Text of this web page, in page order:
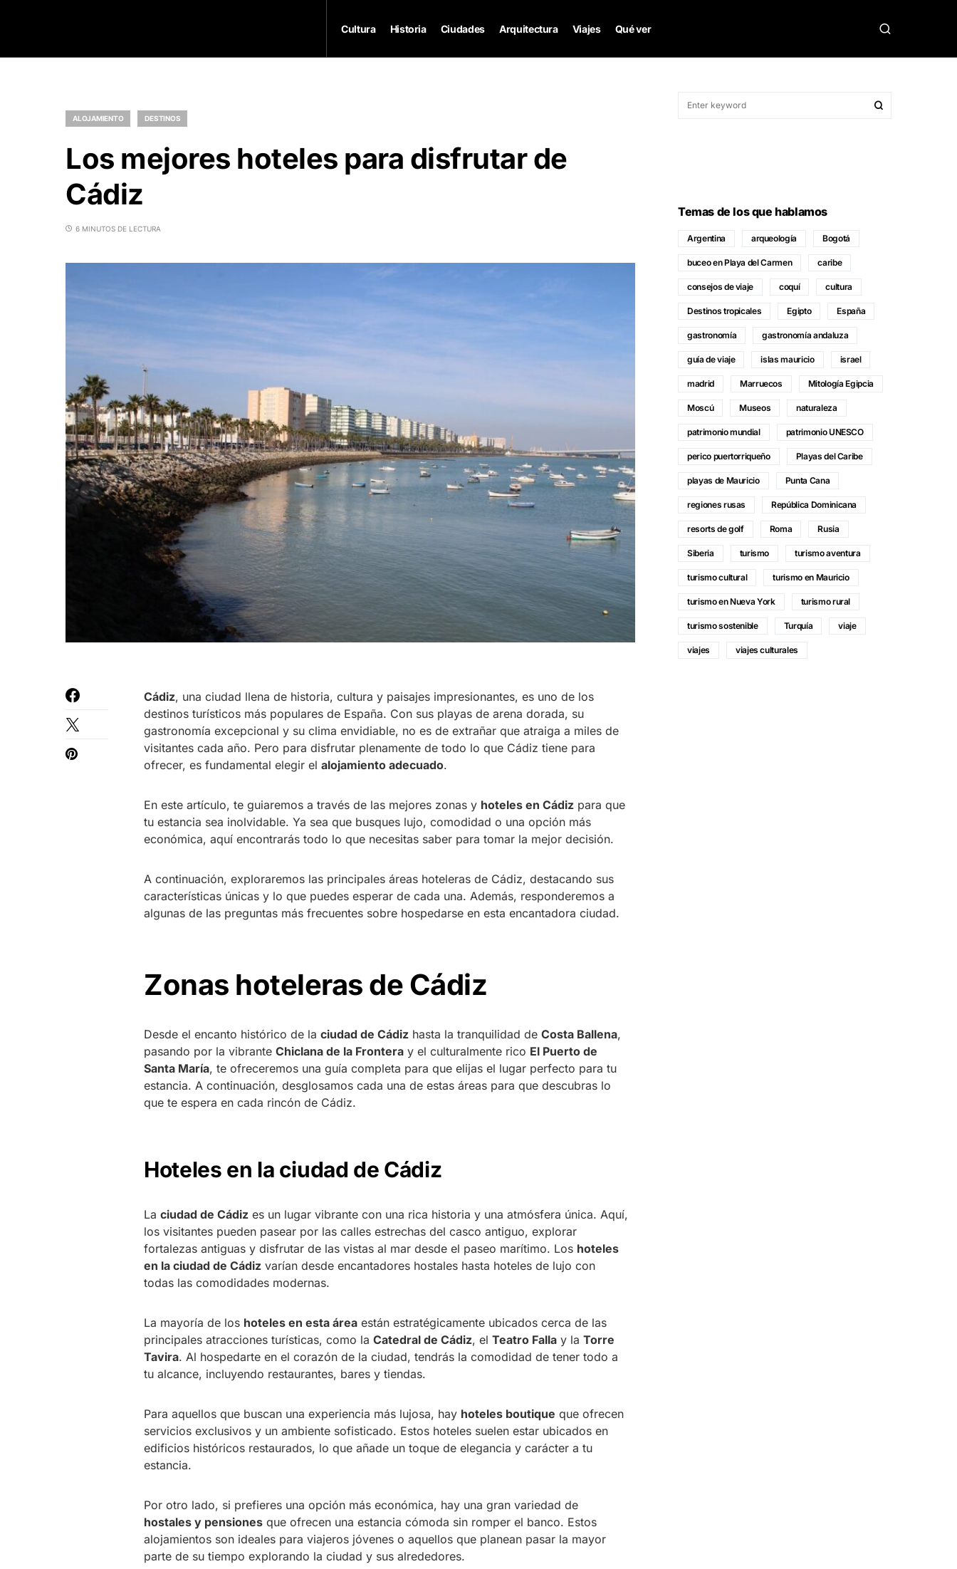
Cultura Historia Ciudades Arquitectura Viajes Qué ver
ALOJAMIENTO DESTINOS
Los mejores hoteles para disfrutar de
Cádiz
6 MINUTOS DE LECTURA
Cádiz, una ciudad llena de historia, cultura y paisajes impresionantes, es uno de los
destinos turísticos más populares de España. Con sus playas de arena dorada, su
gastronomía excepcional y su clima envidiable, no es de extrañar que atraiga a miles de
visitantes cada año. Pero para disfrutar plenamente de todo lo que Cádiz tiene para
ofrecer, es fundamental elegir el alojamiento adecuado.
En este artículo, te guiaremos a través de las mejores zonas y hoteles en Cádiz para que
tu estancia sea inolvidable. Ya sea que busques lujo, comodidad o una opción más
económica, aquí encontrarás todo lo que necesitas saber para tomar la mejor decisión.
A continuación, exploraremos las principales áreas hoteleras de Cádiz, destacando sus
características únicas y lo que puedes esperar de cada una. Además, responderemos a
algunas de las preguntas más frecuentes sobre hospedarse en esta encantadora ciudad.
Zonas hoteleras de Cádiz
Desde el encanto histórico de la ciudad de Cádiz hasta la tranquilidad de Costa Ballena,
pasando por la vibrante Chiclana de la Frontera y el culturalmente rico El Puerto de
Santa María, te ofreceremos una guía completa para que elijas el lugar perfecto para tu
estancia. A continuación, desglosamos cada una de estas áreas para que descubras lo
que te espera en cada rincón de Cádiz.
Hoteles en la ciudad de Cádiz
La ciudad de Cádiz es un lugar vibrante con una rica historia y una atmósfera única. Aquí,
los visitantes pueden pasear por las calles estrechas del casco antiguo, explorar
fortalezas antiguas y disfrutar de las vistas al mar desde el paseo marítimo. Los hoteles
en la ciudad de Cádiz varían desde encantadores hostales hasta hoteles de lujo con
todas las comodidades modernas.
La mayoría de los hoteles en esta área están estratégicamente ubicados cerca de las
principales atracciones turísticas, como la Catedral de Cádiz, el Teatro Falla y la Torre
Tavira. Al hospedarte en el corazón de la ciudad, tendrás la comodidad de tener todo a
tu alcance, incluyendo restaurantes, bares y tiendas.
Para aquellos que buscan una experiencia más lujosa, hay hoteles boutique que ofrecen
servicios exclusivos y un ambiente sofisticado. Estos hoteles suelen estar ubicados en
edificios históricos restaurados, lo que añade un toque de elegancia y carácter a tu
estancia.
Por otro lado, si prefieres una opción más económica, hay una gran variedad de
hostales y pensiones que ofrecen una estancia cómoda sin romper el banco. Estos
alojamientos son ideales para viajeros jóvenes o aquellos que planean pasar la mayor
parte de su tiempo explorando la ciudad y sus alrededores.
Temas de los que hablamos
Argentina arqueología Bogotá
buceo en Playa del Carmen caribe
consejos de viaje coquí cultura
Destinos tropicales Egipto España
gastronomía gastronomía andaluza
guía de viaje islas mauricio israel
madrid Marruecos Mitología Egipcia
Moscú Museos naturaleza
patrimonio mundial patrimonio UNESCO
perico puertorriqueño Playas del Caribe
playas de Mauricio Punta Cana
regiones rusas República Dominicana
resorts de golf Roma Rusia
Siberia turismo turismo aventura
turismo cultural turismo en Mauricio
turismo en Nueva York turismo rural
turismo sostenible Turquía viaje
viajes viajes culturales